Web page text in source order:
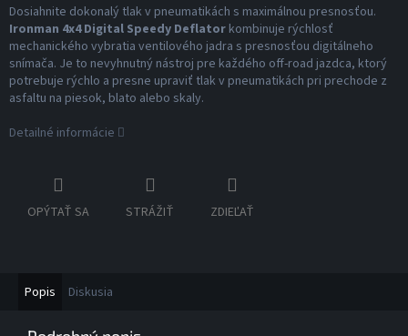
Dosiahnite dokonalý tlak v pneumatikách s maximálnou presnosťou.
Ironman 4x4 Digital Speedy Deflator kombinuje rýchlosť
mechanického vybratia ventilového jadra s presnosťou digitálneho
snímača. Je to nevyhnutný nástroj pre každého off-road jazdca, ktorý
potrebuje rýchlo a presne upraviť tlak v pneumatikách pri prechode z
asfaltu na piesok, blato alebo skaly.
Detailné informácie
OPÝTAŤ SA STRÁŽIŤ ZDIEĽAŤ
Popis Diskusia